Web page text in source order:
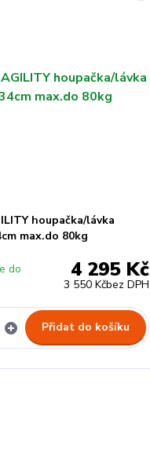
houpačka/lávka
max.do 80kg
4 295 Kč
3 550 Kčbez DPH
do
Přidat do košíku